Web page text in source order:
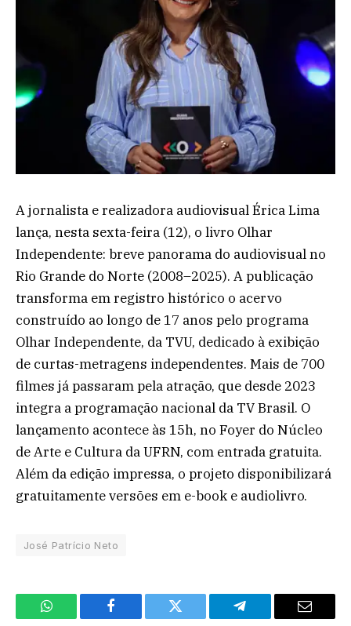
A jornalista e realizadora audiovisual Érica Lima
lança, nesta sexta-feira (12), o livro Olhar
Independente: breve panorama do audiovisual no
Rio Grande do Norte (2008–2025). A publicação
transforma em registro histórico o acervo
construído ao longo de 17 anos pelo programa
Olhar Independente, da TVU, dedicado à exibição
de curtas-metragens independentes. Mais de 700
filmes já passaram pela atração, que desde 2023
integra a programação nacional da TV Brasil. O
lançamento acontece às 15h, no Foyer do Núcleo
de Arte e Cultura da UFRN, com entrada gratuita.
Além da edição impressa, o projeto disponibilizará
gratuitamente versões em e-book e audiolivro.
José Patrício Neto
WhatsApp Facebook Twitter Telegram Email